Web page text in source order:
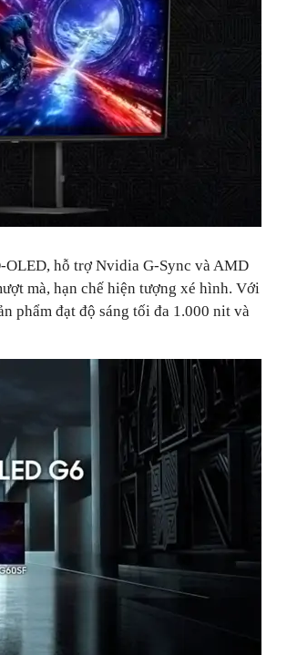
OLED, hỗ trợ Nvidia G-Sync và AMD
mà, hạn chế hiện tượng xé hình. Với
phẩm đạt độ sáng tối đa 1.000 nit và